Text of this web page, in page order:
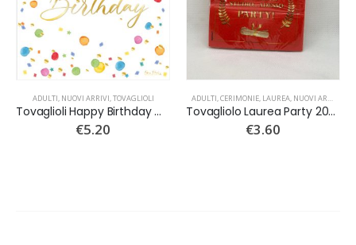
TOVAGLIOLIADULTI, NUOVI ARRIVI,TOVAGLIOLI
Tovaglioli Happy Birthday Coriandoli 16pz
€5.20
ADULTI,CERIMONIE, LAUREA, NUOVI ARRIVI
Tovagliolo Laurea Party 20pz
€3.60